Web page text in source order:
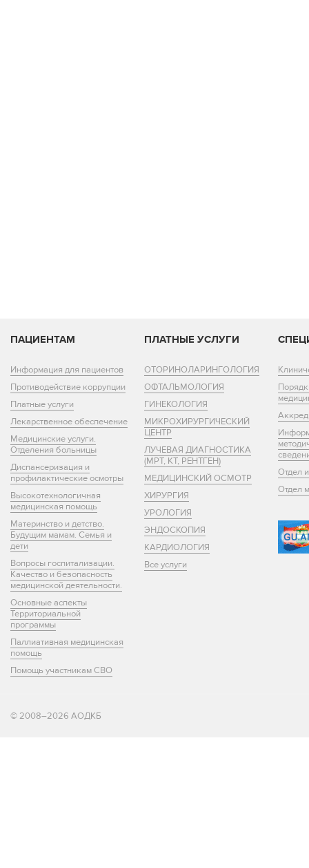
ПАЦИЕНТАМ
Информация для пациентов
Противодействие коррупции
Платные услуги
Лекарственное обеспечение
Медицинские услуги.
Отделения больницы
Диспансеризация и
профилактические осмотры
Высокотехнологичная
медицинская помощь
Материнство и детство.
Будущим мамам. Семья и
дети
Вопросы госпитализации.
Качество и безопасность
медицинской деятельности.
Основные аспекты
Территориальной
программы
Паллиативная медицинская
помощь
Помощь участникам СВО
ПЛАТНЫЕ УСЛУГИ
ОТОРИНОЛАРИНГОЛОГИЯ
ОФТАЛЬМОЛОГИЯ
ГИНЕКОЛОГИЯ
МИКРОХИРУРГИЧЕСКИЙ
ЦЕНТР
ЛУЧЕВАЯ ДИАГНОСТИКА
(МРТ, КТ, РЕНТГЕН)
МЕДИЦИНСКИЙ ОСМОТР
ХИРУРГИЯ
УРОЛОГИЯ
ЭНДОСКОПИЯ
КАРДИОЛОГИЯ
Все услуги
Отдел
Отдел
© 2008–2026 АОДКБ